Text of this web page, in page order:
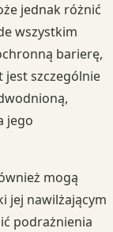
jednak różnić
wszystkim
barierę,
jest szczególnie
jego
mogą
jej nawilżającym
podrażnienia